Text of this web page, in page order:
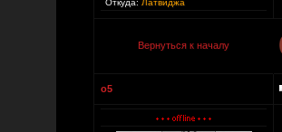
Откуда: Латвиджа
Вернуться к началу
o5